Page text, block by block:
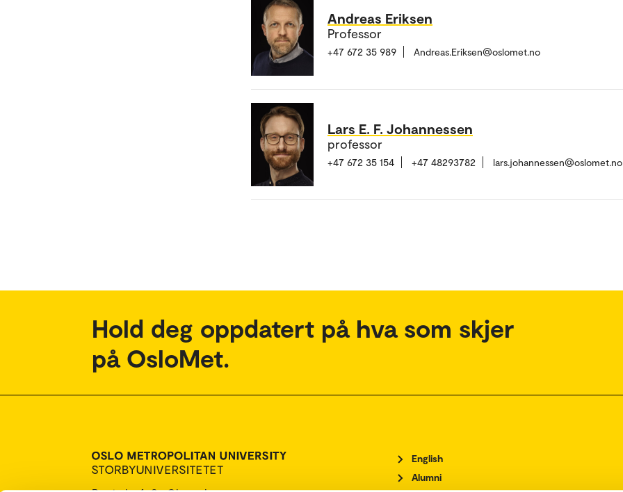
Andreas Eriksen
Professor
+47 672 35 989 Andreas.Eriksen@oslomet.no
Lars E. F. Johannessen
professor
+47 672 35 154 +47 48293782 lars.johannessen@oslomet.no
Hold deg oppdatert på hva som skjer
på OsloMet.
English
Alumni